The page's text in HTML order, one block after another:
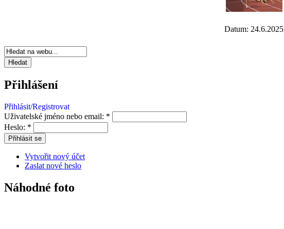
Datum: 24.6.2025
Přihlášení
Přihlásit/Registrovat
Uživatelské jméno nebo email: *
Heslo: *
Vytvořit nový účet
Zaslat nové heslo
Náhodné foto